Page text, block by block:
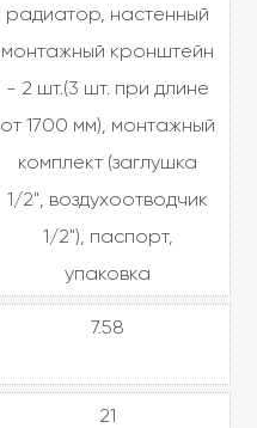
радиатор, настенный
монтажный кронштейн
- 2 шт.(3 шт. при длине
от 1700 мм), монтажный
комплект (заглушка
1/2", воздухоотводчик
1/2"), паспорт,
упаковка
7.58
21